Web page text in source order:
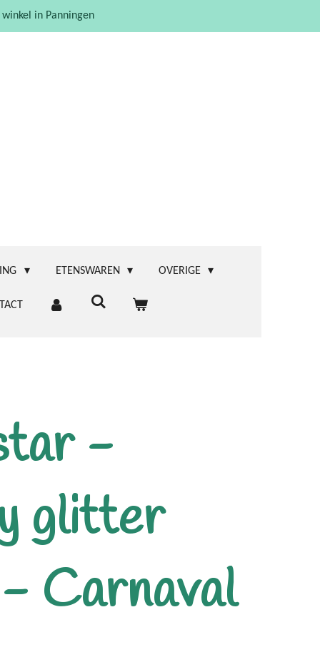
winkel in Panningen
ETENSWAREN OVERIGE
-
glitter
Carnaval